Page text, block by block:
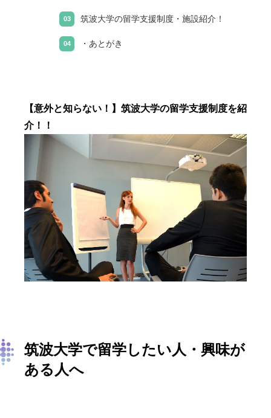
筑波大学の留学支援制度・施設紹介！
・あとがき
【意外と知らない！】筑波大学の留学支援制度を紹
介！！
筑波大学で留学したい人・興味が
ある人へ